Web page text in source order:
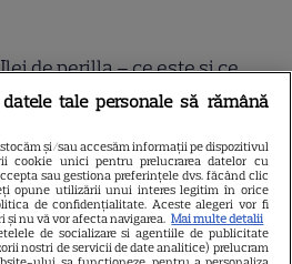
de perilla – ce este și ce
are
Sfintei Mării – Postul
tale personale să rămână
stocăm și/sau accesăm informații pe dispozitivul
cookie unici pentru prelucrarea datelor cu
sau gestiona preferințele dvs. făcând clic
opune utilizării unui interes legitim în orice
de confidențialitate. Aceste alegeri vor fi
nu vă vor afecta navigarea. Mai multe detalii
de socializare si agentiile de publicitate
nostri de servicii de date analitice) prelucram